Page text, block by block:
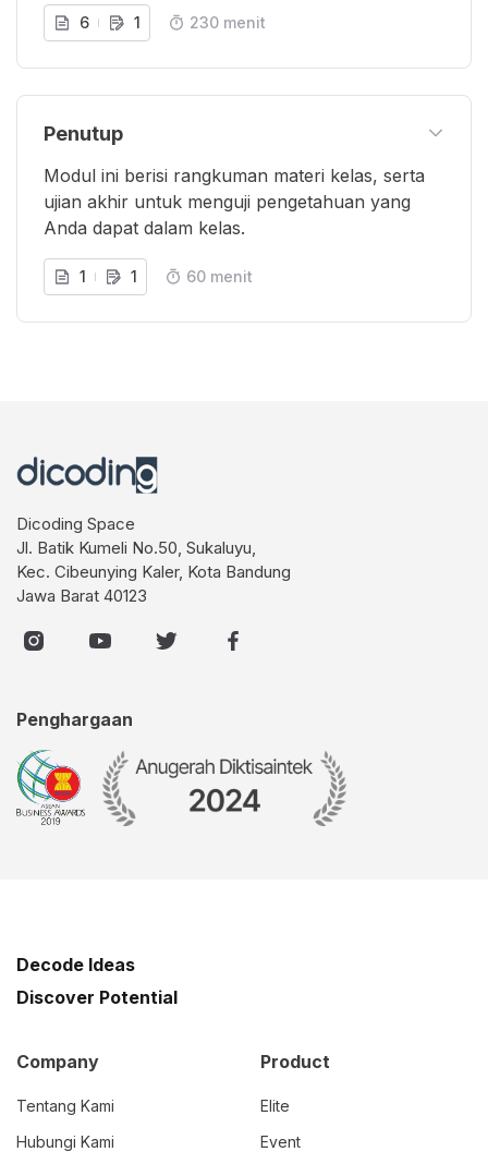
6 1 230 menit
Penutup
Modul ini berisi rangkuman materi kelas, serta
ujian akhir untuk menguji pengetahuan yang
Anda dapat dalam kelas.
1 1 60 menit
Dicoding Space
Jl. Batik Kumeli No.50, Sukaluyu,
Kec. Cibeunying Kaler, Kota Bandung
Jawa Barat 40123
Penghargaan
Decode Ideas
Discover Potential
Company
Tentang Kami
Hubungi Kami
Product
Elite
Event